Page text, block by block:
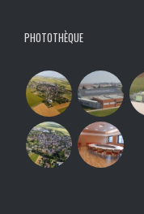
PHOTOTHÈQUE